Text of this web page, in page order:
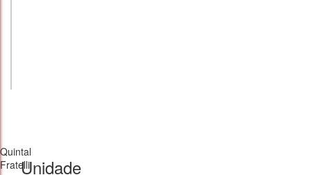
Quintal
FratelliUnidade